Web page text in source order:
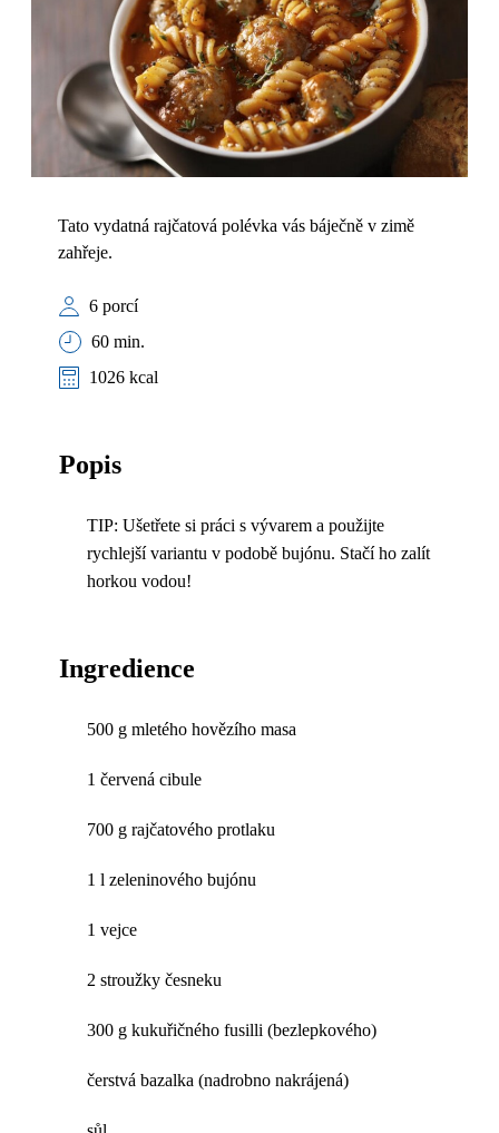
Tato vydatná rajčatová polévka vás báječně v zimě
zahřeje.
6 porcí
60 min.
1026 kcal
Popis
TIP: Ušetřete si práci s vývarem a použijte
rychlejší variantu v podobě bujónu. Stačí ho zalít
horkou vodou!
Ingredience
500 g mletého hovězího masa
1 červená cibule
700 g rajčatového protlaku
1 l zeleninového bujónu
1 vejce
2 stroužky česneku
300 g kukuřičného fusilli (bezlepkového)
čerstvá bazalka (nadrobno nakrájená)